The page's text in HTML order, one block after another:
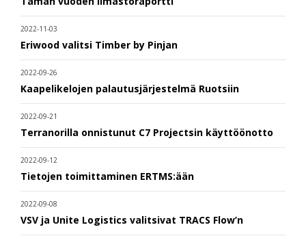
2022-11-03
Eriwood valitsi Timber by Pinjan
2022-09-26
Kaapelikelojen palautusjärjestelmä Ruotsiin
2022-09-21
Terranorilla onnistunut C7 Projectsin käyttöönotto
2022-09-12
Tietojen toimittaminen ERTMS:ään
2022-09-08
VSV ja Unite Logistics valitsivat TRACS Flow’n